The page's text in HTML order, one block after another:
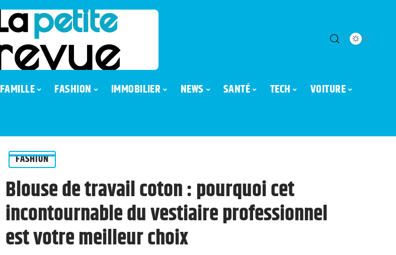
FAMILLE FASHION IMMOBILIER NEWS SANTÉ TECH VOITURE
FASHION
Blouse de travail coton : pourquoi cet
incontournable du vestiaire professionnel
est votre meilleur choix